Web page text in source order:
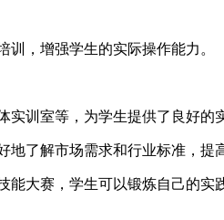
，增强学生的实际操作能力。
训室等，为学生提供了良好的
了解市场需求和行业标准，提
大赛，学生可以锻炼自己的